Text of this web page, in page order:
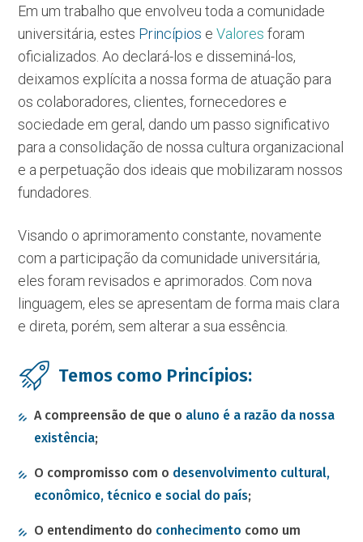
Em um trabalho que envolveu toda a comunidade
universitária, estes Princípios eValores foram
oficializados. Ao declará-los e disseminá-los,
deixamos explícita a nossa forma de atuação para
os colaboradores, clientes, fornecedores e
sociedade em geral, dando um passo significativo
para a consolidação de nossa cultura organizacional
e a perpetuação dos ideais que mobilizaram nossos
fundadores.
Visando o aprimoramento constante, novamente
com a participação da comunidade universitária,
eles foram revisados e aprimorados. Com nova
linguagem, eles se apresentam de forma mais clara
e direta, porém, sem alterar a sua essência.
Temos como Princípios:
A compreensão de que o aluno é a razão da nossa
existência;
O compromisso com o desenvolvimento cultural,
econômico, técnico e social do país;
O entendimento do conhecimento como um